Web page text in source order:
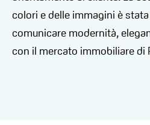
colori e delle immagini è
comunicare modernità,
con il mercato immobiliare di